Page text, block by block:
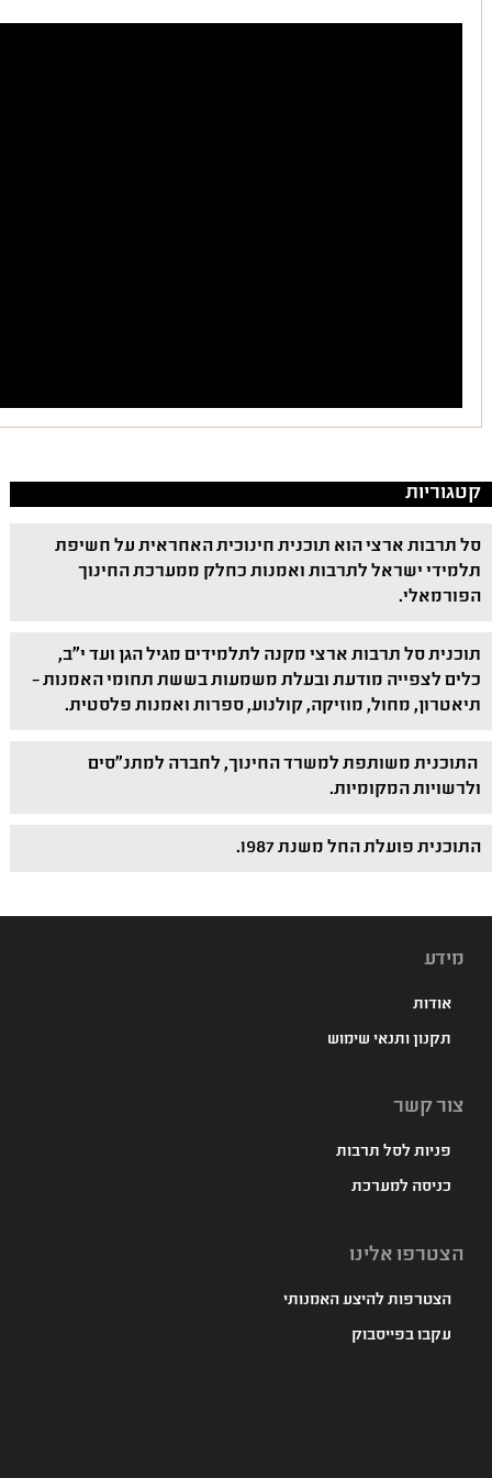
קטגוריות
סל תרבות ארצי הוא תוכנית חינוכית האחראית על חשיפת
תלמידי ישראל לתרבות ואמנות כחלק ממערכת החינוך
הפורמאלי.
תוכנית סל תרבות ארצי מקנה לתלמידים מגיל הגן ועד י"ב,
כלים לצפייה מודעת ובעלת משמעות בששת תחומי האמנות –
תיאטרון, מחול, מוזיקה, קולנוע, ספרות ואמנות פלסטית.
התוכנית משותפת למשרד החינוך, לחברה למתנ"סים
ולרשויות המקומיות.
התוכנית פועלת החל משנת 1987.
מידע
אודות
תקנון ותנאי שימוש
צור קשר
פניות לסל תרבות
כניסה למערכת
הצטרפו אלינו
הצטרפות להיצע האמנותי
עקבו בפייסבוק